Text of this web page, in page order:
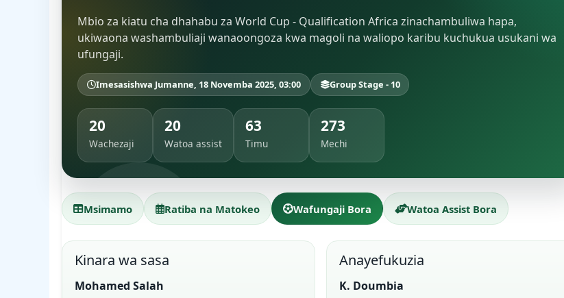
Mbio za kiatu cha dhahabu za World Cup - Qualification Africa zinachambuliwa hapa,
ukiwaona washambuliaji wanaoongoza kwa magoli na waliopo karibu kuchukua usukani wa
ufungaji.
Imesasishwa Jumanne, 18 Novemba 2025, 03:00 Group Stage - 10
20
Wachezaji
20
Watoa assist
63
Timu
273
Mechi
Msimamo Ratiba na Matokeo Wafungaji Bora Watoa Assist Bora
Kinara wa sasa
Mohamed Salah
Anayefukuzia
K. Doumbia